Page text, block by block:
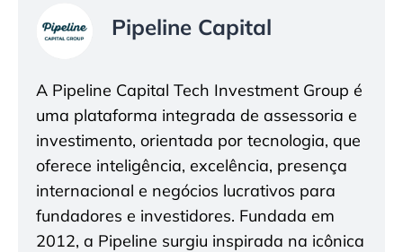
Pipeline Capital
A Pipeline Capital Tech Investment Group é
uma plataforma integrada de assessoria e
investimento, orientada por tecnologia, que
oferece inteligência, excelência, presença
internacional e negócios lucrativos para
fundadores e investidores. Fundada em
2012, a Pipeline surgiu inspirada na icônica